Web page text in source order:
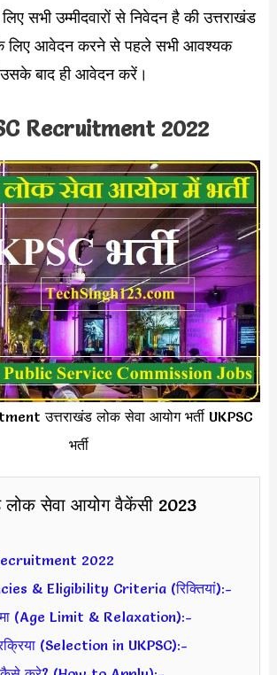
सभी उम्मीदवारों से निवेदन है की उत्तराखंड
लिए आवेदन करने से पहले सभी आवश्यक
उसके बाद ही आवेदन करें।
Recruitment 2022
उत्तराखंड लोक सेवा आयोग भर्ती UKPSC
भर्ती
लोक सेवा आयोग वैकेंसी 2023
2022
& Eligibility Criteria (रिक्तियां):-
(Age Limit & Relaxation):-
(Selection in UKPSC):-